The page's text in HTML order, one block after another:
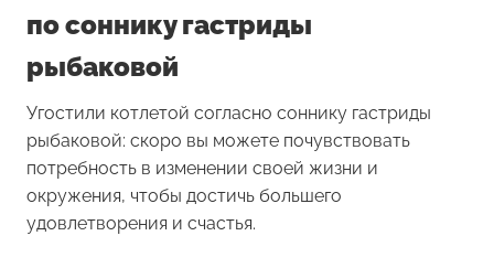
по соннику гастриды
рыбаковой
Угостили котлетой согласно соннику гастриды
рыбаковой: скоро вы можете почувствовать
потребность в изменении своей жизни и
окружения, чтобы достичь большего
удовлетворения и счастья.